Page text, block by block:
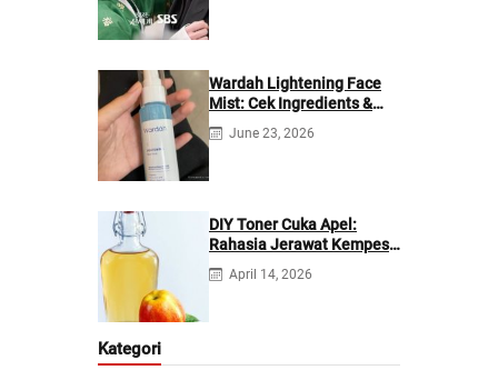
Wardah Lightening Face
Mist: Cek Ingredients &
Manfaatnya
June 23, 2026
DIY Toner Cuka Apel:
Rahasia Jerawat Kempes
dalam 2 Hari!
April 14, 2026
Kategori